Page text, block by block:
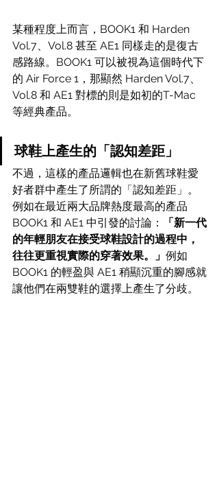
某種程度上而言，BOOK1 和 Harden
Vol.7、Vol.8 甚至 AE1 同樣走的是復古
感路線。BOOK1 可以被視為這個時代下
的 Air Force 1，那顯然 Harden Vol.7、
Vol.8 和 AE1 對標的則是如初的T-Mac
等經典產品。
球鞋上產生的「認知差距」
不過，這樣的產品邏輯也在新舊球鞋愛
好者群中產生了所謂的「認知差距」。
例如在最近兩大品牌熱度最高的產品
BOOK1 和 AE1 中引發的討論：
「新一代
的年輕朋友在接受球鞋設計的過程中，
往往更重視實際的穿著效果。」 例如
BOOK1 的輕盈與 AE1 稍顯沉重的腳感就
讓他們在兩雙鞋的選擇上產生了分歧。